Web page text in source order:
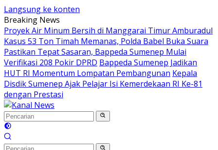
Langsung ke konten
Breaking News
Proyek Air Minum Bersih di Manggarai Timur Amburadul
Kasus 53 Ton Timah Memanas, Polda Babel Buka Suara
Pastikan Tepat Sasaran, Bappeda Sumenep Mulai
Verifikasi 208 Pokir DPRD Bappeda Sumenep Jadikan
HUT RI Momentum Lompatan Pembangunan Kepala
Disdik Sumenep Ajak Pelajar Isi Kemerdekaan RI Ke-81
dengan Prestasi